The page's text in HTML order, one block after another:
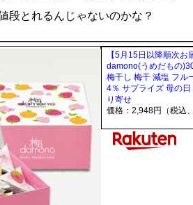
段とれるんじゃないのかな？
【5月15日以降順次
damono(うめだもの
梅干し 梅干 減塩 フル
4％ サプライズ 母の
り寄せ
価格：2,948円（税込